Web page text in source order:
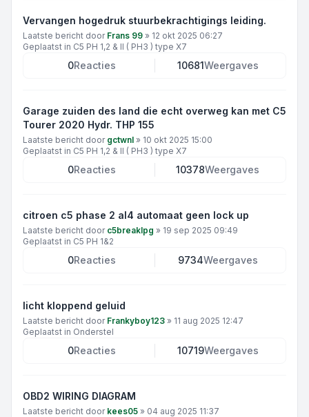
Vervangen hogedruk stuurbekrachtigings leiding.
Laatste bericht door Frans 99 » 12 okt 2025 06:27
Geplaatst in C5 PH 1,2 & II ( PH3 ) type X7
0Reacties 10681Weergaves
Garage zuiden des land die echt overweg kan met C5
Tourer 2020 Hydr. THP 155
Laatste bericht door gctwnl » 10 okt 2025 15:00
Geplaatst in C5 PH 1,2 & II ( PH3 ) type X7
0Reacties 10378Weergaves
citroen c5 phase 2 al4 automaat geen lock up
Laatste bericht door c5breaklpg » 19 sep 2025 09:49
Geplaatst in C5 PH 1&2
0Reacties 9734Weergaves
licht kloppend geluid
Laatste bericht door Frankyboy123 » 11 aug 2025 12:47
Geplaatst in Onderstel
0Reacties 10719Weergaves
OBD2 WIRING DIAGRAM
Laatste bericht door kees05 » 04 aug 2025 11:37